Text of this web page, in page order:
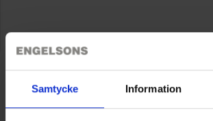
Samtycke Information